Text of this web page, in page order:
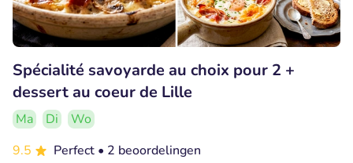
Spécialité savoyarde au choix pour 2 +
dessert au coeur de Lille
Ma Di
Wo
9.5
Perfect • 2 beoordelingen